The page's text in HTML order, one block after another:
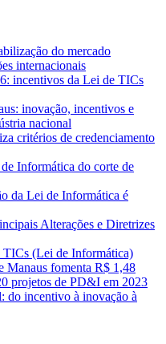
do mercado
internacionais
incentivos da Lei de TICs
inovação, incentivos e
nacional
critérios de credenciamento
Informática do corte de
da Lei de Informática é
Alterações e Diretrizes
(Lei de Informática)
Manaus fomenta R$ 1,48
projetos de PD&I em 2023
do incentivo à inovação à